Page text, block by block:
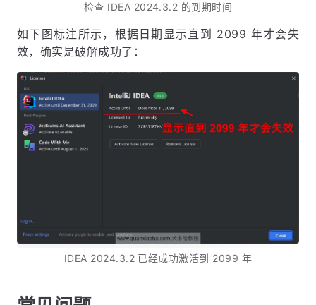
检查 IDEA 2024.3.2 的到期时间
如下图标注所示，根据日期显示直到 2099 年才会失
效，确实是破解成功了：
IDEA 2024.3.2 已经成功激活到 2099 年